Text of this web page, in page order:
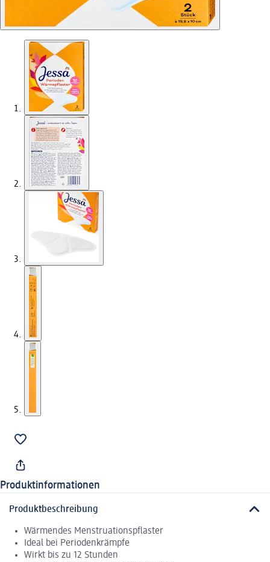
Produktinformationen
Produktbeschreibung
Wärmendes Menstruationspflaster
Ideal bei Periodenkrämpfe
Wirkt bis zu 12 Stunden